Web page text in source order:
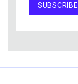
SUBSCRIBE